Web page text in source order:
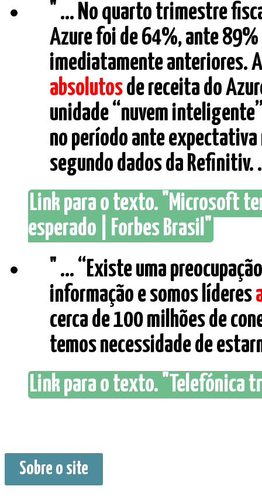
" ... No quarto trimestre
Azure foi de 64%, ante
imediatamente anteriores.
absolutosde receita do
unidade “nuvem
no período ante
segundo dados da Refinitiv.
Link para o texto. "Microsoft
esperado | Forbes Brasil"
" ... “Existe uma
informação e somos líderes
cerca de 100 milhões de
temos necessidade de
Link para o texto. "Telefónica
Sobre o site